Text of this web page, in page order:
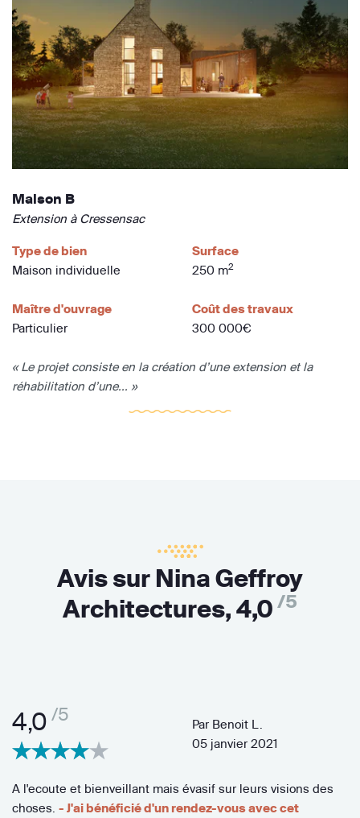
Maison B
Extension à Cressensac
Type de bien
Maison individuelle
Surface
250 m2
Maître d'ouvrage
Particulier
Coût des travaux
300 000€
« Le projet consiste en la création d’une extension et la
réhabilitation d’une... »
Avis sur Nina Geffroy
Architectures,4,0 /5
4,0 /5 Par Benoit L.
05 janvier 2021
A l'ecoute et bienveillant mais évasif sur leurs visions des
choses. - J'ai bénéficié d'un rendez-vous avec cet